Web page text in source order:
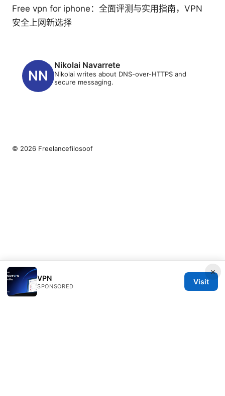
Free vpn for iphone：全面评测与实用指南，VPN
安全上网新选择
Nikolai Navarrete
Nikolai writes about DNS-over-HTTPS and
secure messaging.
×
VPN
SPONSORED
Visit
© 2026 Freelancefilosoof